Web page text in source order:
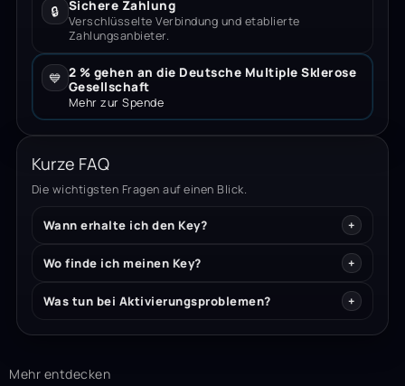
🔒 Sichere Zahlung
Verschlüsselte Verbindung und etablierte
Zahlungsanbieter.
💙 2 % gehen an die Deutsche Multiple Sklerose
Gesellschaft
Mehr zur Spende
Kurze FAQ
Die wichtigsten Fragen auf einen Blick.
Wann erhalte ich den Key?
Wo finde ich meinen Key?
Was tun bei Aktivierungsproblemen?
Mehr entdecken